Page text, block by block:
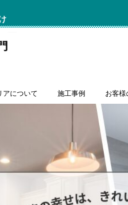
アについて 施工事例 お客様